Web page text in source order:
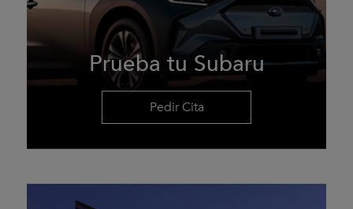
Prueba tu Subaru
Pedir Cita